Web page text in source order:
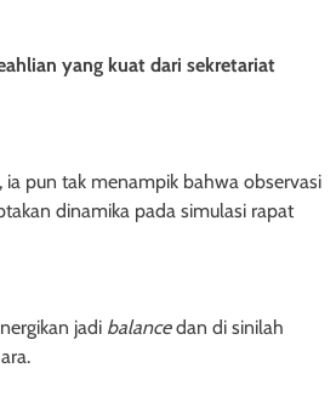
yang kuat dari sekretariat
pun tak menampik bahwa observasi
dinamika pada simulasi rapat
jadi balancedan di sinilah